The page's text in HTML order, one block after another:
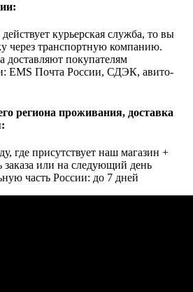
курьерская служба, то вы
через транспортную компанию.
доставляют покупателям
EMS Почта России, СДЭК, авито-
региона проживания, доставка
где присутствует наш магазин +
заказа или на следующий день
часть России: до 7 дней